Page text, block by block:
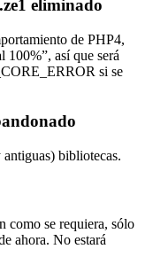
eliminado
de PHP4,
100%”, así que será
si se
bibliotecas.
como se requiera, sólo
ahora. No estará